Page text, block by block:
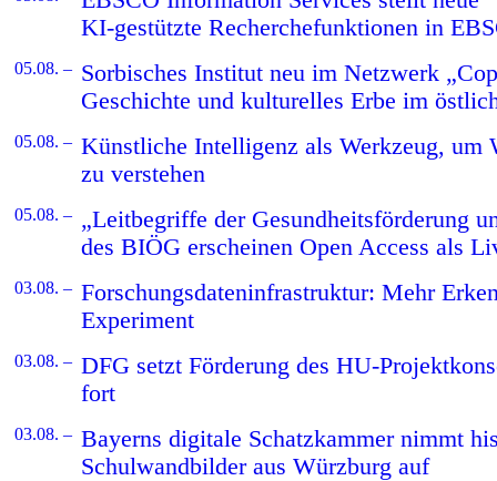
KI-gestützte Recherchefunktionen in
05.08. – Sorbisches Institut neu im Netzwerk
Geschichte und kulturelles Erbe im
05.08. – Künstliche Intelligenz als Werkzeug, um
zu verstehen
05.08. – „Leitbegriffe der Gesundheitsförderung
des BIÖG erscheinen Open Access als
03.08. – Forschungsdateninfrastruktur: Mehr
Experiment
03.08. – DFG setzt Förderung des HU-
fort
03.08. – Bayerns digitale Schatzkammer nimmt
Schulwandbilder aus Würzburg auf